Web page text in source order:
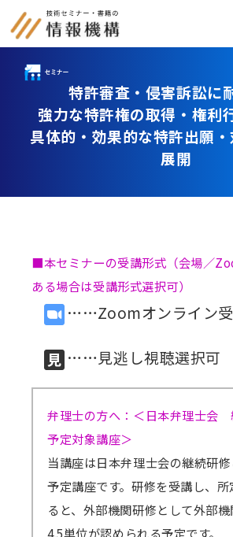
書籍
「化学物質管理」
セミナーアーカイブ
動画配信・DVD
カテゴリー別
講師派遣
コラム・取材
FAQ/問い合わせ先
お申し込み・振込要領
特許審査・侵害訴訟に
強力な特許権の取得・権利
具体的・効果的な特許出願
展開
■本セミナーの受講形式（会場／
ある場合は受講形式選択可）
……Zoomオンライン
……見逃し視聴選択可
弁理士の方へ：＜日本弁理士会
予定対象講座＞
当講座は日本弁理士会の継続研
予定講座です。研修を受講し、
ると、外部機関研修として外部
4.5単位が認められる予定です。